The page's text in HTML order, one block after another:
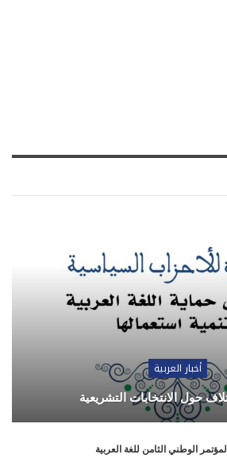
أخبار العربية
حول الانتخابات التشريعية
الوطني الثامن للغة العربية